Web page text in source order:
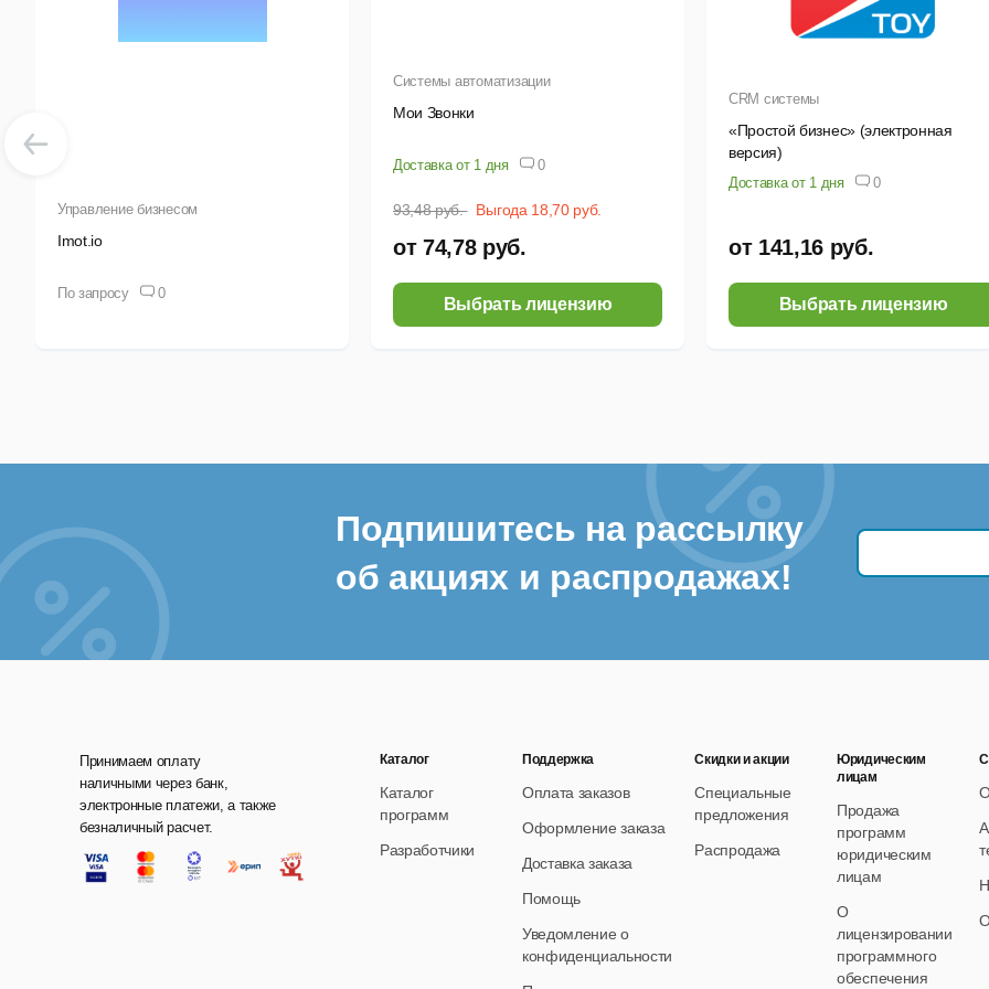
расширить ее функционал. Вы сможете совершать звонки прямо
клиента при входящем вызове, а звонки будут сами прикрепляться
Управление бизнесом
Imot.io
По запросу 0
Системы автоматизации
Мои Звонки
Доставка от 1 дня 0
93,48 руб. Выгода 18,70 руб.
от 74,78 руб.
Выбрать лицензию
CRM системы
«Простой бизнес» (электронная
версия)
Доставка от 1 дня 0
от 141,16 руб.
Выбрать лицензию
Подпишитесь на рассылку
об акциях и распродажах!
Принимаем оплату
наличными через банк,
электронные платежи, а также
безналичный расчет.
Каталог
Каталог
программ
Разработчики
Поддержка
Оплата заказов
Оформление заказа
Доставка заказа
Помощь
Уведомление о
конфиденциальности
Скидки и акции
Специальные
предложения
Распродажа
Юридическим
лицам
Продажа
программ
юридическим
лицам
О
лицензировании
программного
обеспечения